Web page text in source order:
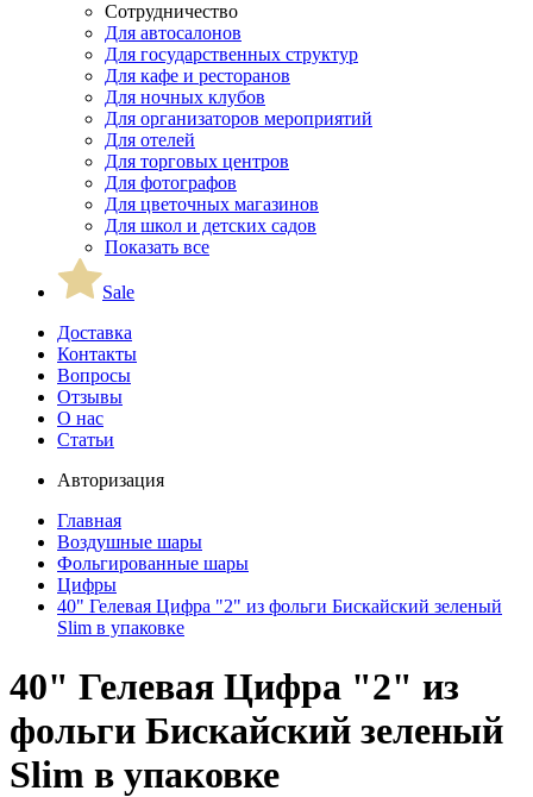
Сотрудничество
Для автосалонов
Для государственных структур
Для кафе и ресторанов
Для ночных клубов
Для организаторов мероприятий
Для отелей
Для торговых центров
Для фотографов
Для цветочных магазинов
Для школ и детских садов
Показать все
Sale
Доставка
Контакты
Вопросы
Отзывы
О нас
Статьи
Авторизация
Главная
Воздушные шары
Фольгированные шары
Цифры
40" Гелевая Цифра "2" из фольги Бискайский зеленый
Slim в упаковке
40" Гелевая Цифра "2" из
фольги Бискайский зеленый
Slim в упаковке